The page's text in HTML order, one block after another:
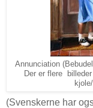
Annunciation
Der er flere
(Svenskerne har